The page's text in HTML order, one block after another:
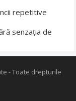
repetitive
senzația de
- Toate drepturile